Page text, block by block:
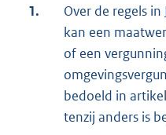
1.
Over de regels in
kan een
of een
bedoeld in
tenzij anders is